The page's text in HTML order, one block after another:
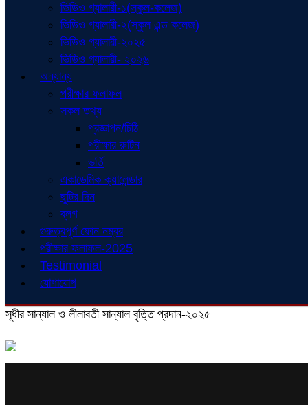
ভিডিও গ্যালারী-১(স্কুল-কলেজ)
ভিডিও গ্যালারী-২(স্কুল এন্ড কলেজ)
ভিডিও গ্যালারী-২০২৫
ভিডিও গ্যালারী- ২০২৬
অন্যান্য
পরীক্ষার ফলাফল
সকল তথ্য
প্রজ্ঞাপন/চিঠি
পরীক্ষার রুটিন
ভর্তি
একাডেমিক ক্যালেন্ডার
ছুটির দিন
ব্লগ
গুরুত্বপূর্ণ ফোন নম্বর
পরীক্ষার ফলাফল-2025
Testimonial
যোগাযোগ
সূধীর সান্যাল ও লীলাবতী সান্যাল বৃত্তি প্রদান-২০২৫